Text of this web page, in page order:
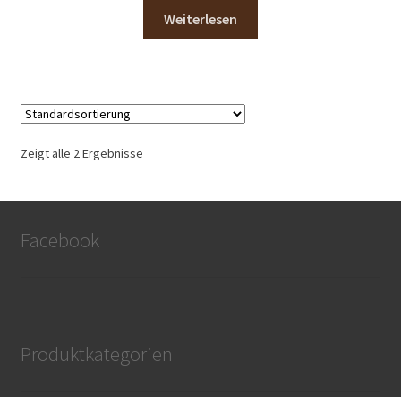
Widerrufsbelehrung
Weiterlesen
Zeigt alle 2 Ergebnisse
Facebook
Produktkategorien